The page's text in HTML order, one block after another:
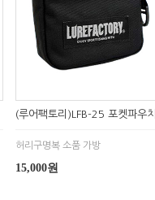
(루어팩토리)LFB-25 포켓파우치
허리구명복 소품 가방
15,000원